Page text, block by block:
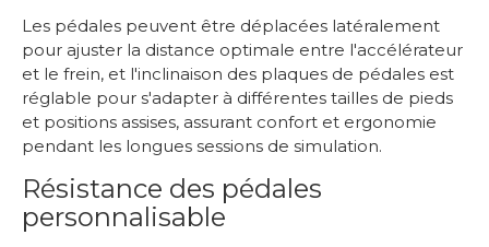
Les pédales peuvent être déplacées latéralement
pour ajuster la distance optimale entre l'accélérateur
et le frein, et l'inclinaison des plaques de pédales est
réglable pour s'adapter à différentes tailles de pieds
et positions assises, assurant confort et ergonomie
pendant les longues sessions de simulation.
Résistance des pédales
personnalisable